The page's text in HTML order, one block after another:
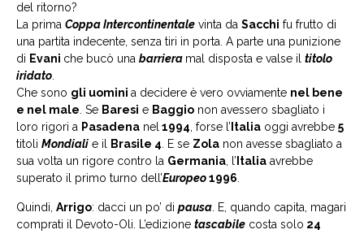
del ritorno?
La prima Coppa Intercontinentale vinta da Sacchi fu frutto di
una partita indecente, senza tiri in porta. A parte una punizione
di Evani che bucò una barriera mal disposta e valse il titolo
iridato
Che sono gli uomini a decidere è vero ovviamente nel bene
e nel male . Se Baresi e Baggio non avessero sbagliato i
loro rigori a Pasadena nel 1994 , forse l’ Italia oggi avrebbe 5
titoli Mondiali e il Brasile 4 . E se Zola non avesse sbagliato a
sua volta un rigore contro la Germania , l’ Italia avrebbe
superato il primo turno dell’Europeo1996
Quindi, Arrigo: dacci un po’ di pausa . E, quando capita, magari
comprati il Devoto-Oli. L’edizione tascabile costa solo 24